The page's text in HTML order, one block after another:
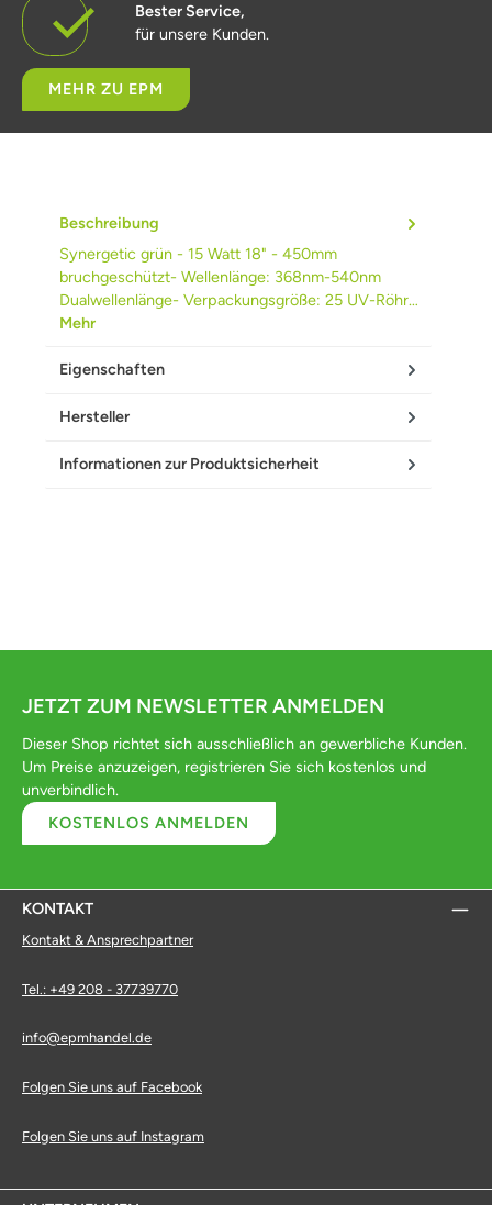
Bester Service,
für unsere Kunden.
MEHR ZU EPM
Beschreibung
Synergetic grün - 15 Watt 18" - 450mm
bruchgeschützt- Wellenlänge: 368nm-540nm
Dualwellenlänge- Verpackungsgröße: 25 UV-Röhr…
Mehr
Eigenschaften
Hersteller
Informationen zur Produktsicherheit
JETZT ZUM NEWSLETTER ANMELDEN
Dieser Shop richtet sich ausschließlich an gewerbliche Kunden.
Um Preise anzuzeigen, registrieren Sie sich kostenlos und
unverbindlich.
KOSTENLOS ANMELDEN
KONTAKT
Kontakt & Ansprechpartner
Tel.: +49 208 - 37739770
info@epmhandel.de
Folgen Sie uns auf Facebook
Folgen Sie uns auf Instagram